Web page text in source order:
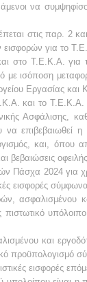
να
στις παρ. 2
εισφορών για το
στο Τ.Ε.Κ.Α.
ισόποση
Εργασίας και
και το
Ασφάλισης,
να
και, όπου
βεβαιώσεις οφειλής.
Πάσχα 2024 για
εισφορές
ασφαλισμένου
και
προϋπολογισμό
εισφορές